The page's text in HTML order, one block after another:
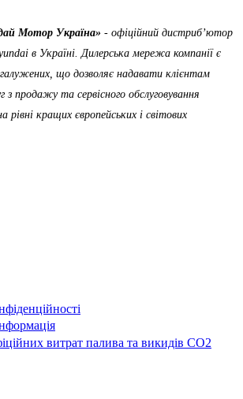
Мотор Україна» - офіційний дистриб’ютор
в Україні. Дилерська мережа компанії є
що дозволяє надавати клієнтам
з продажу та сервісного обслуговування
рівні кращих європейських і світових
витрат палива та викидів СО2